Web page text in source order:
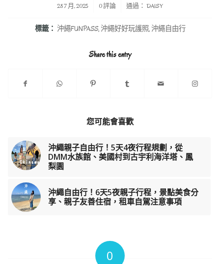
28 7 月, 2025
/ 0 評論 通過： DAISY
標籤： 沖繩FUNPASS, 沖繩好好玩護照, 沖繩自由行
Share this entry
您可能會喜歡
沖繩親子自由行！5天4夜行程規劃，從
DMM水族館、美國村到古宇利海洋塔、鳳
梨園
沖繩自由行！6天5夜親子行程，景點美食分
享、親子友善住宿，租車自駕注意事項
0